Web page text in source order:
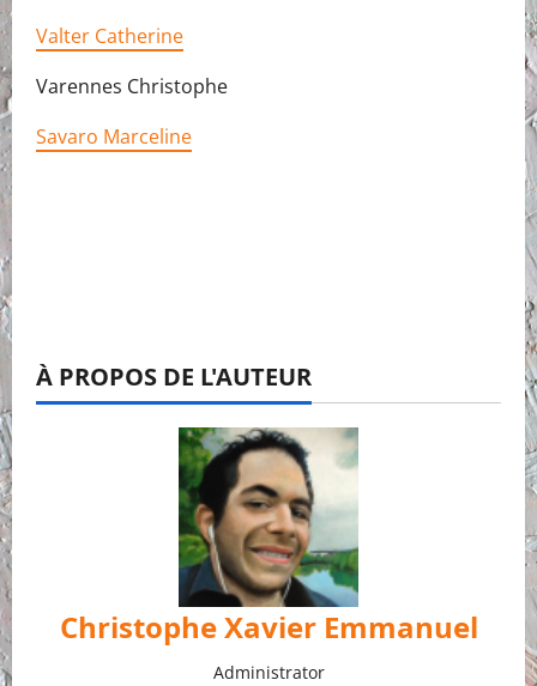
Valter Catherine
Varennes Christophe
Savaro Marceline
À PROPOS DE L'AUTEUR
Christophe Xavier Emmanuel
Administrator